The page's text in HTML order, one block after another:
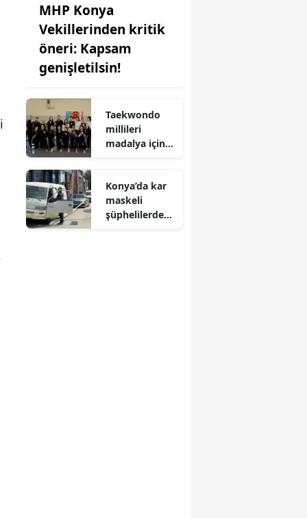
MHP Konya
Vekillerinden kritik
öneri: Kapsam
genişletilsin!
Taekwondo
millileri
madalya için
Konya’da kar
maskeli
şüphelilerden